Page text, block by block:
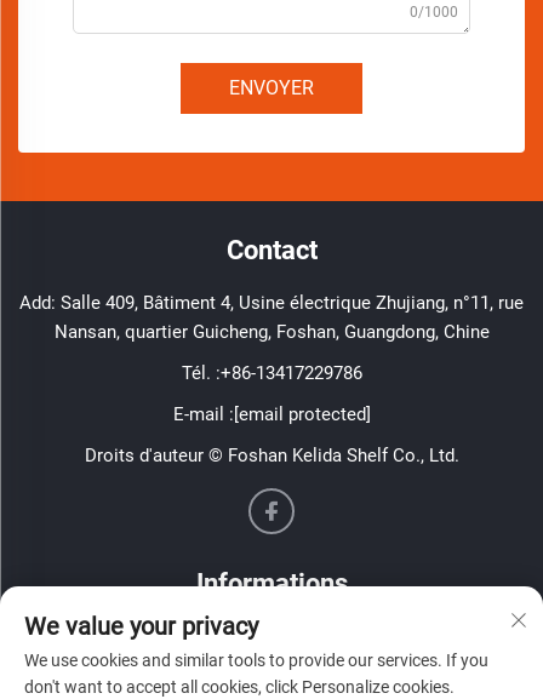
0/1000
ENVOYER
Contact
Add: Salle 409, Bâtiment 4, Usine électrique Zhujiang, n°11, rue
Nansan, quartier Guicheng, Foshan, Guangdong, Chine
Tél. :+86-13417229786
E-mail : [email protected]
Droits d'auteur © Foshan Kelida Shelf Co., Ltd.
Informations
Inscrivez-vous pour recevoir notre newsletter hebdomadaire
We value your privacy
We use cookies and similar tools to provide our services. If you
don't want to accept all cookies, click Personalize cookies.